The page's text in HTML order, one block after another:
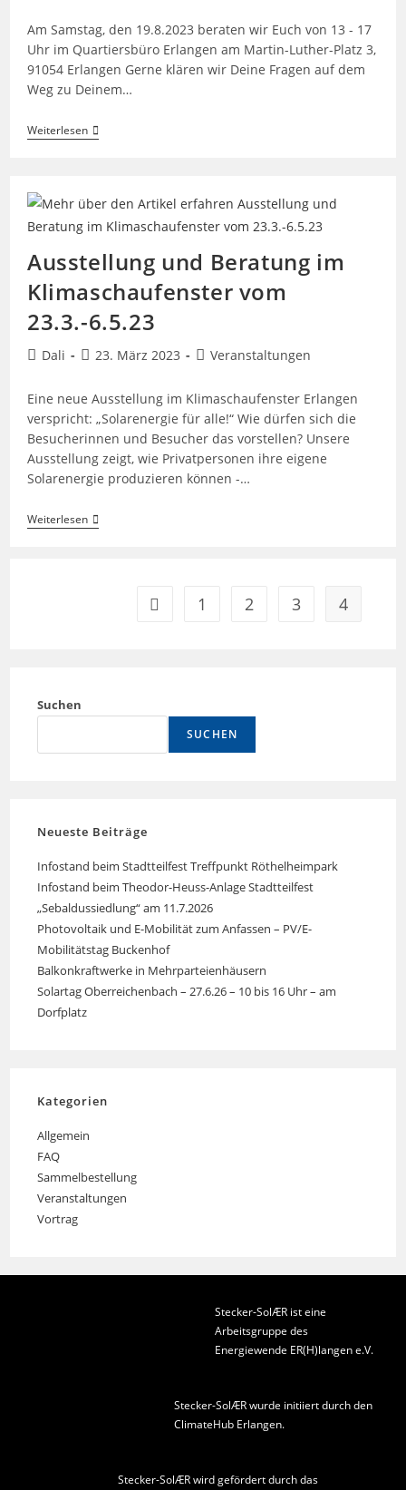
Am Samstag, den 19.8.2023 beraten wir Euch von 13 - 17
Uhr im Quartiersbüro Erlangen am Martin-Luther-Platz 3,
91054 Erlangen Gerne klären wir Deine Fragen auf dem
Weg zu Deinem…
WeiterlesenOffene
Beratung
Ausstellung und Beratung im
Klimaschaufenster vom
23.3.-6.5.23
Beitrags-
Dali
Beitrag
23. März 2023
Beitrags-
Veranstaltungen
Eine neue Ausstellung im Klimaschaufenster Erlangen
verspricht: „Solarenergie für alle!“ Wie dürfen sich die
Besucherinnen und Besucher das vorstellen? Unsere
Ausstellung zeigt, wie Privatpersonen ihre eigene
Solarenergie produzieren können -…
WeiterlesenAusstellung
Und
23.3.-6.5.23Zur vorherigen Seite
1 2 3 4
Suchen
SUCHEN
Neueste Beiträge
Infostand beim Stadtteilfest Treffpunkt Röthelheimpark
Infostand beim Theodor-Heuss-Anlage Stadtteilfest
„Sebaldussiedlung“ am 11.7.2026
Photovoltaik und E-Mobilität zum Anfassen – PV/E-
Mobilitätstag Buckenhof
Balkonkraftwerke in Mehrparteienhäusern
Solartag Oberreichenbach – 27.6.26 – 10 bis 16 Uhr – am
Dorfplatz
Kategorien
Allgemein
FAQ
Sammelbestellung
Veranstaltungen
Vortrag
Stecker-SolÆR ist eine
Arbeitsgruppe des
Energiewende ER(H)langen e.V.
Stecker-SolÆR wurde initiiert durch den
ClimateHub Erlangen.
Stecker-SolÆR wird gefördert durch das